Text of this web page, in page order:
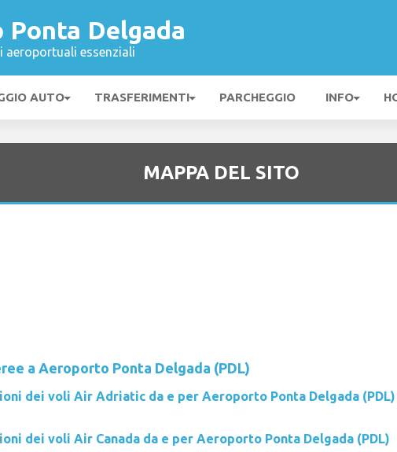
Delgada
aeroportuali essenziali
AUTO TRASFERIMENTI PARCHEGGIO INFO
MAPPA DEL SITO
a Aeroporto Ponta Delgada (PDL)
dei voli Air Adriatic da e per Aeroporto Ponta Delgada (PDL)
dei voli Air Canada da e per Aeroporto Ponta Delgada (PDL)